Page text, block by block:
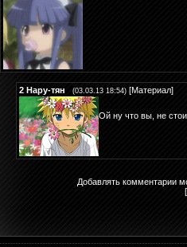
2 Нару-тян (03.03.13 18:54) [Материал]
Ой ну что вы, не
Добавлять комментарии